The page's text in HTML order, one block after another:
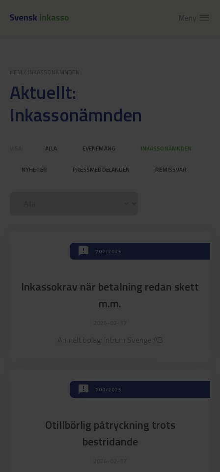
Meny menu
Aktuellt:
Inkassonämnden
ALLA EVENEMANG INKASSONÄMNDEN
NYHETER PRESSMEDDELANDEN REMISSVAR
announcement 702/2025
Inkassokrav när betalning redan skett
m.m.
Anmält bolag: Intrum Sverige AB
announcement 700/2025
Otillbörlig påtryckning trots
bestridande